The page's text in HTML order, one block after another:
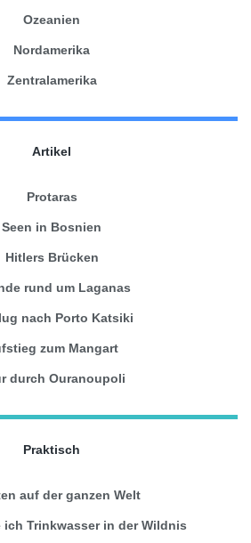
Ozeanien
Nordamerika
Zentralamerika
Artikel
Protaras
Seen in Bosnien
Hitlers Brücken
rund um Laganas
nach Porto Katsiki
zum Mangart
durch Ouranoupoli
Praktisch
auf der ganzen Welt
ich Trinkwasser in der Wildnis